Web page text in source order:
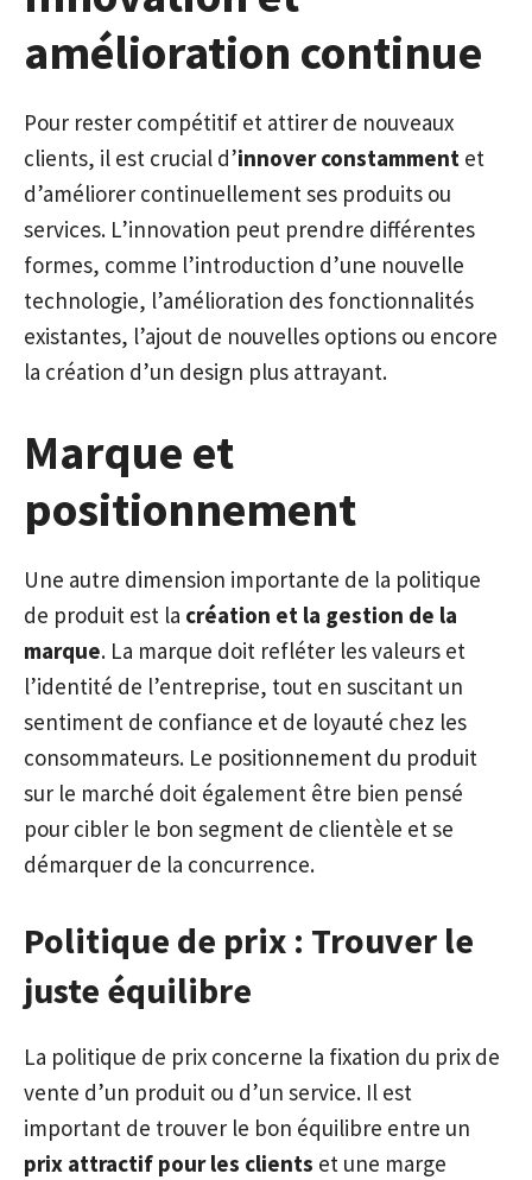
amélioration continue
Pour rester compétitif et attirer de nouveaux
clients, il est crucial d’innover constamment et
d’améliorer continuellement ses produits ou
services. L’innovation peut prendre différentes
formes, comme l’introduction d’une nouvelle
technologie, l’amélioration des fonctionnalités
existantes, l’ajout de nouvelles options ou encore
la création d’un design plus attrayant.
Marque et
positionnement
Une autre dimension importante de la politique
de produit est la création et la gestion de la
marque. La marque doit refléter les valeurs et
l’identité de l’entreprise, tout en suscitant un
sentiment de confiance et de loyauté chez les
consommateurs. Le positionnement du produit
sur le marché doit également être bien pensé
pour cibler le bon segment de clientèle et se
démarquer de la concurrence.
Politique de prix : Trouver le
juste équilibre
La politique de prix concerne la fixation du prix de
vente d’un produit ou d’un service. Il est
important de trouver le bon équilibre entre un
prix attractif pour les clients et une marge